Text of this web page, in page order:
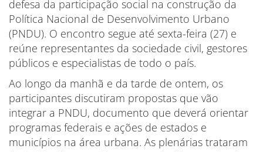
defesa da participação social na construção da
Política Nacional de Desenvolvimento Urbano
(PNDU). O encontro segue até sexta-feira (27) e
reúne representantes da sociedade civil, gestores
públicos e especialistas de todo o país.
Ao longo da manhã e da tarde de ontem, os
participantes discutiram propostas que vão
integrar a PNDU, documento que deverá orientar
programas federais e ações de estados e
municípios na área urbana. As plenárias trataram